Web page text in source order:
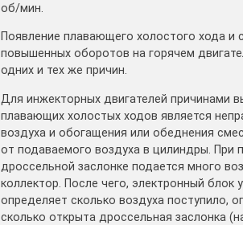
об/мин.
Появление плавающего холостого хода и
повышенных оборотов на горячем
одних и тех же причин.
Для инжекторных двигателей причинами
плавающих холостых ходов является
воздуха и обогащения или обеднения
от подаваемого воздуха в цилиндры. При
дроссельной заслонке подается много
коллектор. После чего, электронный блок
определяет сколько воздуха поступило,
сколько открыта дроссельная заслонка